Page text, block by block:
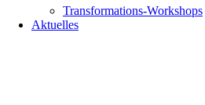
Transformations-Workshops
Aktuelles